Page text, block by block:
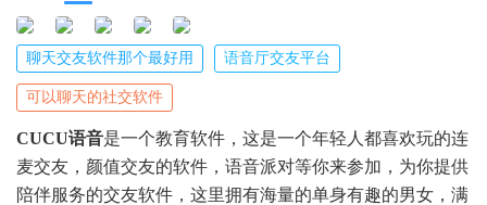
聊天交友软件那个最好用 语音厅交友平台
可以聊天的社交软件
CUCU语音是一个教育软件，这是一个年轻人都喜欢玩的连
麦交友，颜值交友的软件，语音派对等你来参加，为你提供
陪伴服务的交友软件，这里拥有海量的单身有趣的男女，满